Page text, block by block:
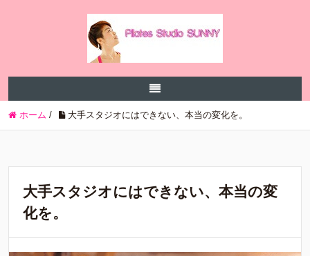
ホーム / 大手スタジオにはできない、本当の変化を。
大手スタジオにはできない、本当の変
化を。